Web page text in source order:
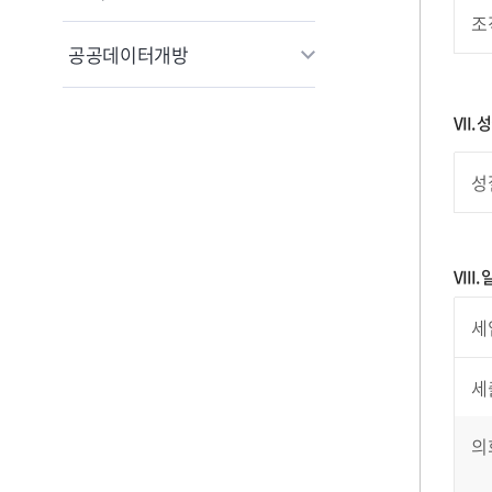
공공데이터개방
VII.
VIII.